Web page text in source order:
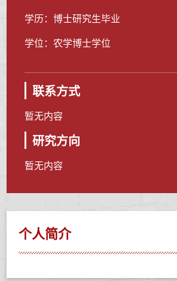
学历：博士研究生毕业
学位：农学博士学位
联系方式
暂无内容
研究方向
暂无内容
个人简介